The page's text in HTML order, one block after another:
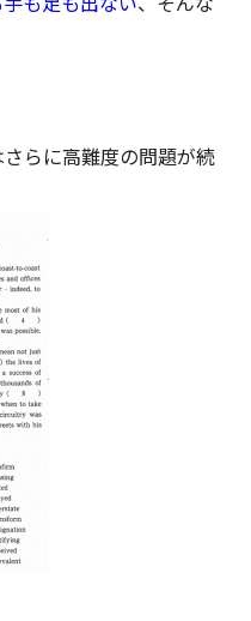
らに高難度の問題が続